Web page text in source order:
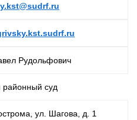
Рудольфович
районный суд
ул. Шагова, д. 1